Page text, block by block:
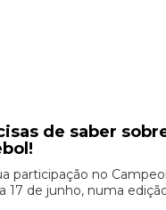
de saber
participação no
17 de junho, numa